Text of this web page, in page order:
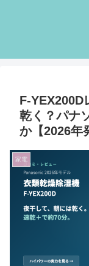
F-YEX200D
乾く？パナ
か【2026年
家電